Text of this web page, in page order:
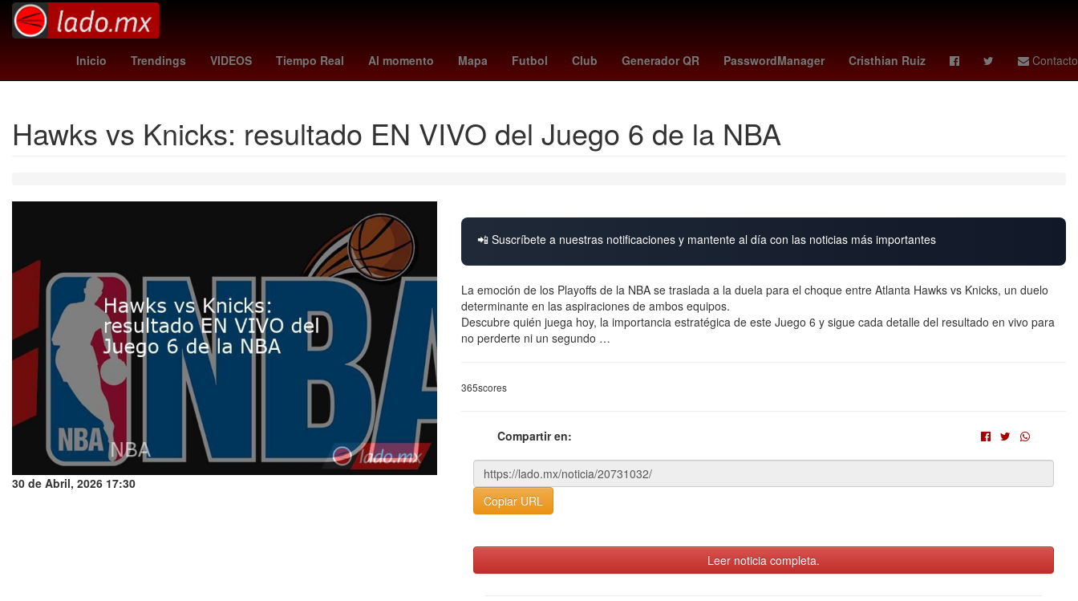
Inicio Trendings VIDEOS Tiempo Real Al momento Mapa Futbol Club Generador QR PasswordManager Cristhian Ruiz Contacto
Brasil Semana Santa messi edad Nueva York 26 de marzo meghan duquesa de sussex Dólar estadounidense Perú Lilo y Stitch estreno Star Wars
Hawks vs Knicks: resultado EN VIVO del Juego 6 de la NBA
30 de Abril, 2026 17:30
📲 Suscríbete a nuestras notificaciones y mantente al día con las noticias más importantes
La emoción de los Playoffs de la NBA se traslada a la duela para el choque entre Atlanta Hawks vs Knicks, un duelo
determinante en las aspiraciones de ambos equipos.
Descubre quién juega hoy, la importancia estratégica de este Juego 6 y sigue cada detalle del resultado en vivo para
no perderte ni un segundo …
365scores
Compartir en:
Copiar URL
Leer noticia completa.